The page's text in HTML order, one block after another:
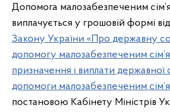
Допомога малозабезпеченим
виплачується у грошовій формі
Закону України «Про державну
допомогу малозабезпеченим
призначення і виплати державної
допомоги малозабезпеченим
постановою Кабінету Міністрів